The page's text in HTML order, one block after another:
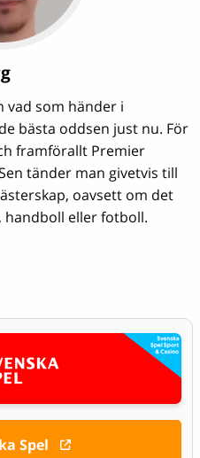
vad som händer i
bästa oddsen just nu. För
framförallt Premier
tänder man givetvis till
oavsett om det
handboll eller fotboll.
Spel